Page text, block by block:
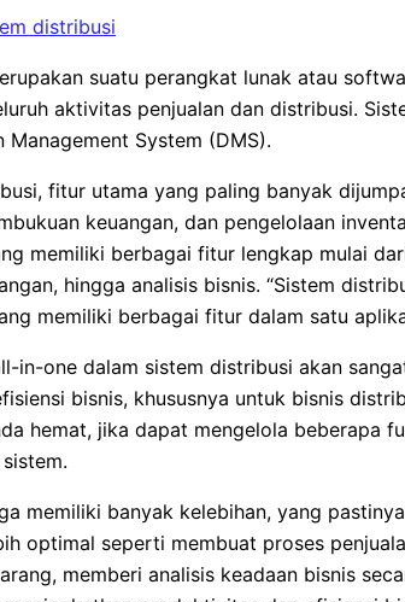
suatu perangkat lunak atau
aktivitas penjualan dan distribusi.
System (DMS).
fitur utama yang paling banyak
keuangan, dan pengelolaan
memiliki berbagai fitur lengkap mulai
hingga analisis bisnis. “Sistem
memiliki berbagai fitur dalam satu
in-one dalam sistem distribusi akan
bisnis, khususnya untuk bisnis
hemat, jika dapat mengelola beberapa
memiliki banyak kelebihan, yang
optimal seperti membuat proses
memberi analisis keadaan bisnis